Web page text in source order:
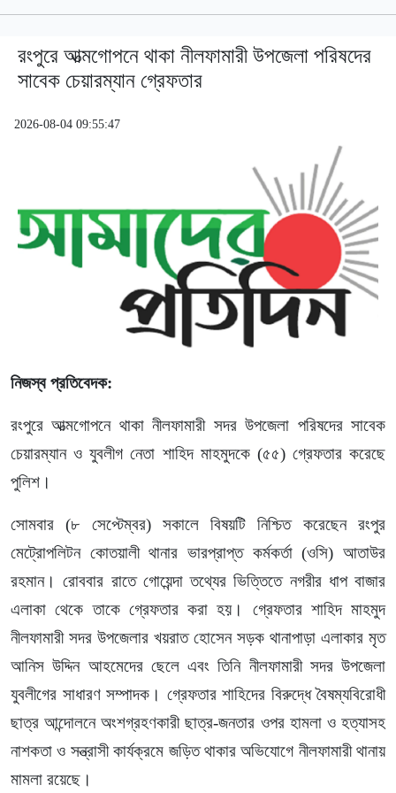
রংপুরে আত্মগোপনে থাকা নীলফামারী উপজেলা পরিষদের
সাবেক চেয়ারম্যান গ্রেফতার
2026-08-04 09:55:47
নিজস্ব প্রতিবেদক:
রংপুরে আত্মগোপনে থাকা নীলফামারী সদর উপজেলা পরিষদের সাবেক
চেয়ারম্যান ও যুবলীগ নেতা শাহিদ মাহমুদকে (৫৫) গ্রেফতার করেছে
পুলিশ।
সোমবার (৮ সেপ্টেম্বর) সকালে বিষয়টি নিশ্চিত করেছেন রংপুর
মেট্রোপলিটন কোতয়ালী থানার ভারপ্রাপ্ত কর্মকর্তা (ওসি) আতাউর
রহমান। রোববার রাতে গোয়েন্দা তথ্যের ভিত্তিতে নগরীর ধাপ বাজার
এলাকা থেকে তাকে গ্রেফতার করা হয়। গ্রেফতার শাহিদ মাহমুদ
নীলফামারী সদর উপজেলার খয়রাত হোসেন সড়ক থানাপাড়া এলাকার মৃত
আনিস উদ্দিন আহমেদের ছেলে এবং তিনি নীলফামারী সদর উপজেলা
যুবলীগের সাধারণ সম্পাদক। গ্রেফতার শাহিদের বিরুদ্ধে বৈষম্যবিরোধী
ছাত্র আন্দোলনে অংশগ্রহণকারী ছাত্র-জনতার ওপর হামলা ও হত্যাসহ
নাশকতা ও সন্ত্রাসী কার্যক্রমে জড়িত থাকার অভিযোগে নীলফামারী থানায়
মামলা রয়েছে।